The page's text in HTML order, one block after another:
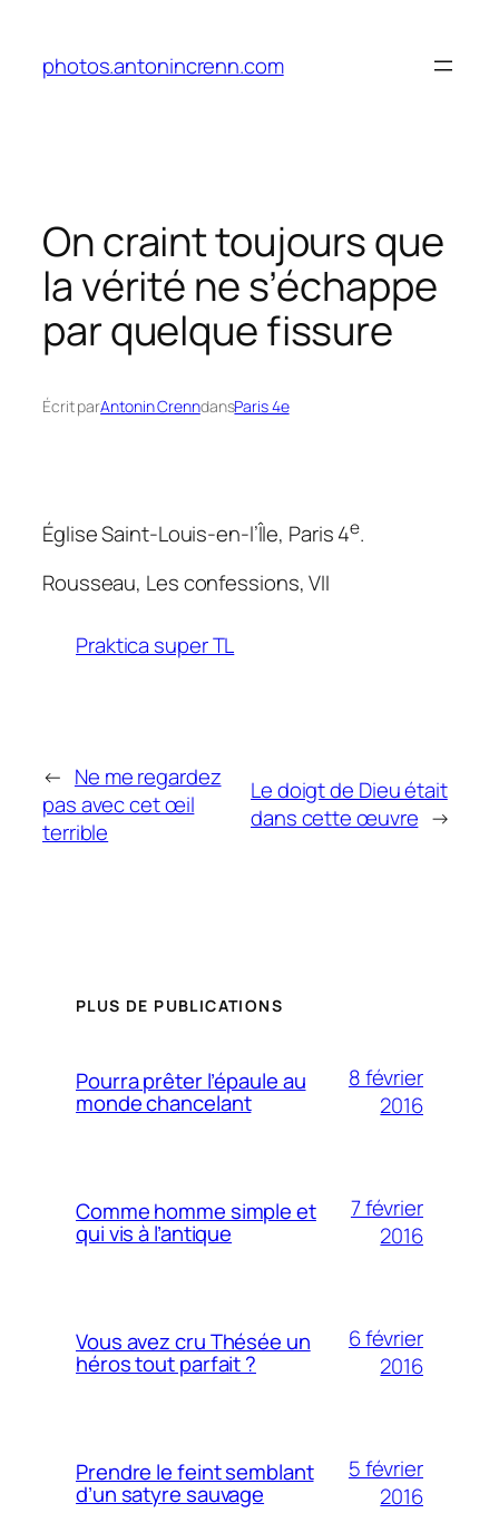
contenu
photos.antonincrenn.com
On craint toujours que
la vérité ne s’échappe
par quelque fissure
Écrit parAntonin CrenndansParis 4e
Église Saint-Louis-en-l’Île, Paris 4e.
Rousseau, Les confessions, VII
Praktica super TL
← Ne me regardez
pas avec cet œil
terrible
Le doigt de Dieu était
dans cette œuvre →
PLUS DE PUBLICATIONS
Pourra prêter l’épaule au
monde chancelant
8 février
2016
Comme homme simple et
qui vis à l’antique
7 février
2016
Vous avez cru Thésée un
héros tout parfait ?
6 février
2016
Prendre le feint semblant
d’un satyre sauvage
5 février
2016